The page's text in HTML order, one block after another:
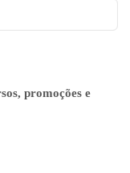
promoções e